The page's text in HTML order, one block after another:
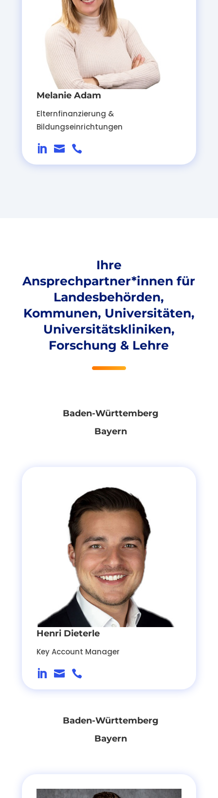
Melanie Adam
Elternfinanzierung &
Bildungseinrichtungen
  
Ihre
Ansprechpartner*innen für
Landesbehörden,
Kommunen, Universitäten,
Universitätskliniken,
Forschung & Lehre
Baden-Württemberg
Bayern
Henri Dieterle
Key Account Manager
  
Baden-Württemberg
Bayern